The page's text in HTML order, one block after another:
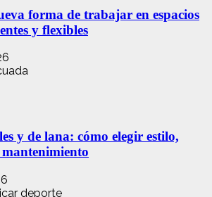
forma de trabajar en espacios
y flexibles
y de lana: cómo elegir estilo,